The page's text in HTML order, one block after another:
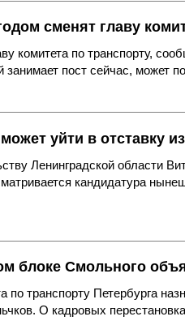
сменят главу
комитета по транспорту,
занимает пост сейчас, может
уйти в отставку
Ленинградской области
кандидатура
блоке Смольного
по транспорту Петербурга
О кадровых